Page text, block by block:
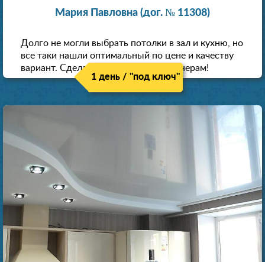
Мария Павловна (дог. № 11308)
Долго не могли выбрать потолки в зал и кухню, но
все таки нашли оптимальный по цене и качеству
вариант. Сделали скидку как пенсионерам!
1 день / "под ключ"